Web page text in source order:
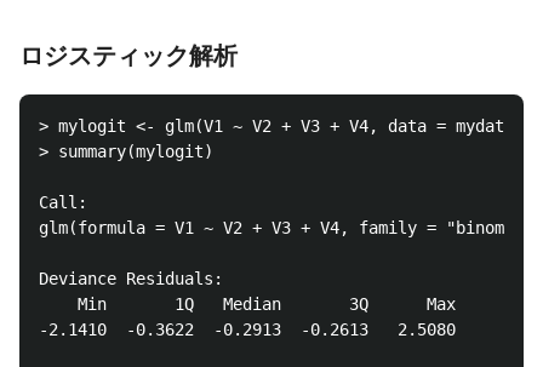
ロジスティック解析
> mylogit <- glm(V1 ~ V2 + V3 + V4, data =
> summary(mylogit)
Call:
glm(formula = V1 ~ V2 + V3 + V4, family =
Deviance Residuals:
    Min       1Q   Median       3Q      Max
-2.1410  -0.3622  -0.2913  -0.2613   2.5080